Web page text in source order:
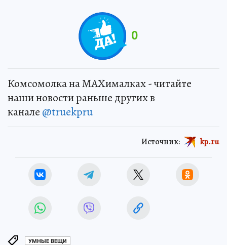
0
Комсомолка на MAXималках - читайте
наши новости раньше других в
канале @truekpru
Источник: kp.ru
УМНЫЕ ВЕЩИ